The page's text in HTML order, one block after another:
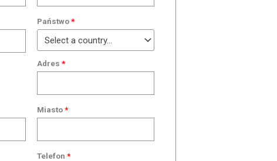
Państwo*
Select a country...
Adres *
Miasto*
Telefon *